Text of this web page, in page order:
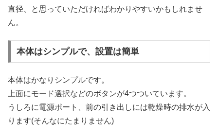
直径、と思っていただければわかりやすいかもしれませ
ん。
本体はシンプルで、設置は簡単
本体はかなりシンプルです。
上面にモード選択などのボタンが4つついています。
うしろに電源ポート、前の引き出しには乾燥時の排水が入
ります(そんなにたまりません)